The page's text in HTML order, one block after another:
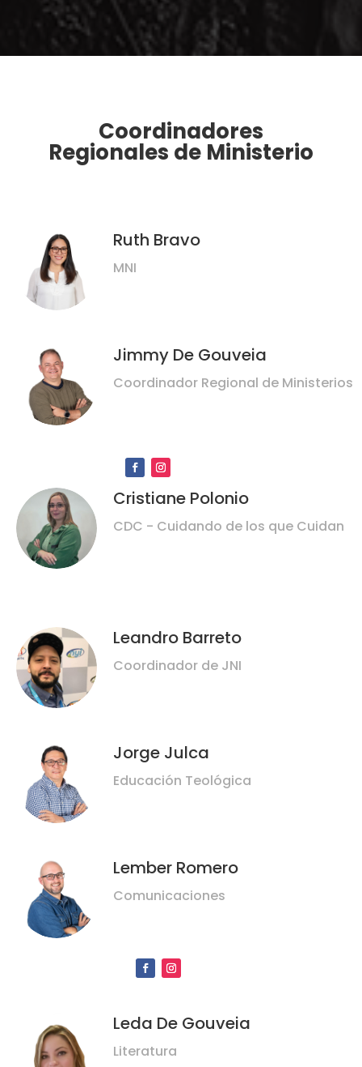
Coordinadores
Regionales de Ministerio
Ruth Bravo
MNI
Jimmy De Gouveia
Coordinador Regional de Ministerios
Cristiane Polonio
CDC - Cuidando de los que Cuidan
Leandro Barreto
Coordinador de JNI
Jorge Julca
Educación Teológica
Lember Romero
Comunicaciones
Leda De Gouveia
Literatura